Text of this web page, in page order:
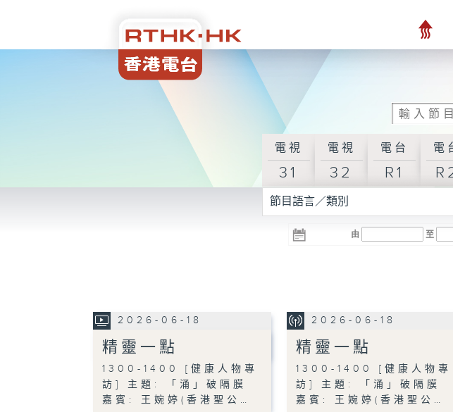
電視
31
電視
32
電台
R1
電
節目語言／類別
由 至
2026-06-18
精靈一點
1300-1400 [健康人物專
訪] 主題: 「涌」破隔膜
嘉賓: 王婉婷(香港聖公…
2026-06-18
精靈一點
1300-1400 [健康人物專
訪] 主題: 「涌」破隔膜
嘉賓: 王婉婷(香港聖公…